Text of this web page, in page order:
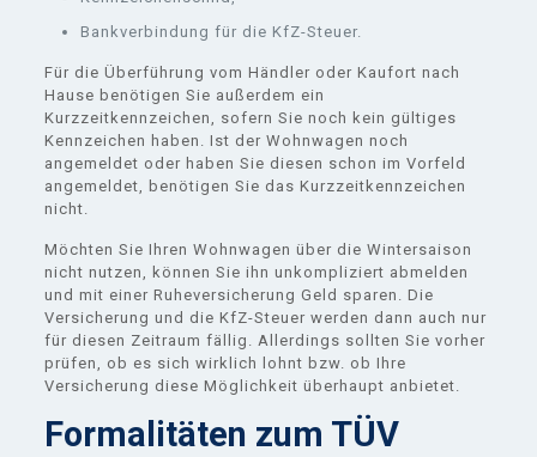
Bankverbindung für die KfZ-Steuer.
Für die Überführung vom Händler oder Kaufort nach
Hause benötigen Sie außerdem ein
Kurzzeitkennzeichen, sofern Sie noch kein gültiges
Kennzeichen haben. Ist der Wohnwagen noch
angemeldet oder haben Sie diesen schon im Vorfeld
angemeldet, benötigen Sie das Kurzzeitkennzeichen
nicht.
Möchten Sie Ihren Wohnwagen über die Wintersaison
nicht nutzen, können Sie ihn unkompliziert abmelden
und mit einer Ruheversicherung Geld sparen. Die
Versicherung und die KfZ-Steuer werden dann auch nur
für diesen Zeitraum fällig. Allerdings sollten Sie vorher
prüfen, ob es sich wirklich lohnt bzw. ob Ihre
Versicherung diese Möglichkeit überhaupt anbietet.
Formalitäten zum TÜV